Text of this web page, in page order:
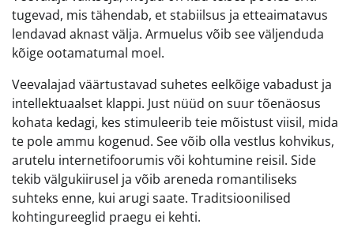
tugevad, mis tähendab, et stabiilsus ja etteaimatavus
lendavad aknast välja. Armuelus võib see väljenduda
kõige ootamatumal moel.
Veevalajad väärtustavad suhetes eelkõige vabadust ja
intellektuaalset klappi. Just nüüd on suur tõenäosus
kohata kedagi, kes stimuleerib teie mõistust viisil, mida
te pole ammu kogenud. See võib olla vestlus kohvikus,
arutelu internetifoorumis või kohtumine reisil. Side
tekib välgukiirusel ja võib areneda romantiliseks
suhteks enne, kui arugi saate. Traditsioonilised
kohtingureeglid praegu ei kehti.